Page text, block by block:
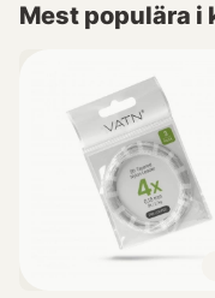
Dessutom erbjuder vi
behöver för att vara
Utforska vår komplett
inom Krok & Småplock
Mest populära i